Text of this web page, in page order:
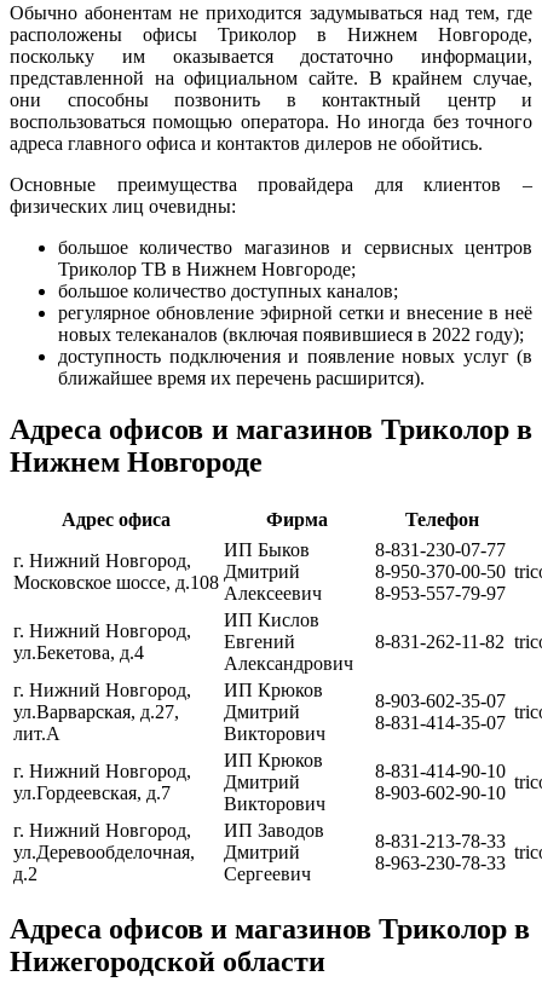
Обычно абонентам не приходится задумываться над тем, где
расположены офисы Триколор в Нижнем Новгороде,
поскольку им оказывается достаточно информации,
представленной на официальном сайте. В крайнем случае,
они способны позвонить в контактный центр и
воспользоваться помощью оператора. Но иногда без точного
адреса главного офиса и контактов дилеров не обойтись.
Основные преимущества провайдера для клиентов –
физических лиц очевидны:
большое количество магазинов и сервисных центров
Триколор ТВ в Нижнем Новгороде;
большое количество доступных каналов;
регулярное обновление эфирной сетки и внесение в неё
новых телеканалов (включая появившиеся в 2022 году);
доступность подключения и появление новых услуг (в
ближайшее время их перечень расширится).
Адреса офисов и магазинов Триколор в
Нижнем Новгороде
Адрес офиса Фирма
Телефон
г. Нижний Новгород,
Московское шоссе, д.108
ИП Быков
Дмитрий
Алексеевич
8-831-230-07-77
8-950-370-00-50
8-953-557-79-97
г. Нижний Новгород,
ул.Бекетова, д.4
ИП Кислов
Евгений
Александрович
8-831-262-11-82
г. Нижний Новгород,
ул.Варварская, д.27,
лит.А
ИП Крюков
Дмитрий
Викторович
8-903-602-35-07
8-831-414-35-07
г. Нижний Новгород,
ул.Гордеевская, д.7
ИП Крюков
Дмитрий
Викторович
8-831-414-90-10
8-903-602-90-10
г. Нижний Новгород,
ул.Деревообделочная,
д.2
ИП Заводов
Дмитрий
Сергеевич
8-831-213-78-33
8-963-230-78-33
Адреса офисов и магазинов Триколор в
Нижегородской области